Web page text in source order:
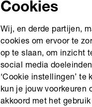
Cookies
Wij, en derde partijen,
cookies om ervoor te
op te slaan, om inzicht
social media
‘Cookie instellingen’
kun je jouw voorkeuren
akkoord met het